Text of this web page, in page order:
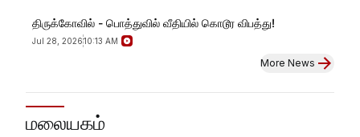
மீனவர்கள் பாதுகாப்பாக மீட்பு!
பொறியில் சிக்கிய சிறுத்தை
திருக்கோவில் - பொத்துவில் வீதியில் கொடூர விபத்து!
Jul 28, 202610:13 AM
More News
மலையகம்